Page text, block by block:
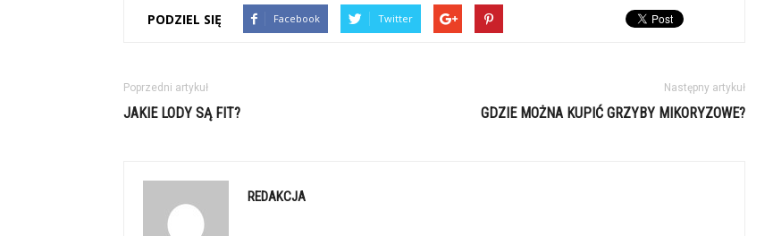
PODZIEL SIĘ Facebook Twitter
Poprzedni artykuł
JAKIE LODY SĄ FIT?
Następny artykuł
GDZIE MOŻNA KUPIĆ GRZYBY MIKORYZOWE?
REDAKCJA